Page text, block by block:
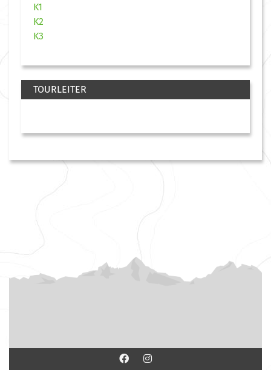
K1
K2
K3
TOURLEITER